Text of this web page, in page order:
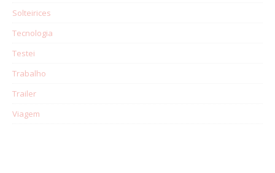
Solteirices
Tecnologia
Testei
Trabalho
Trailer
Viagem